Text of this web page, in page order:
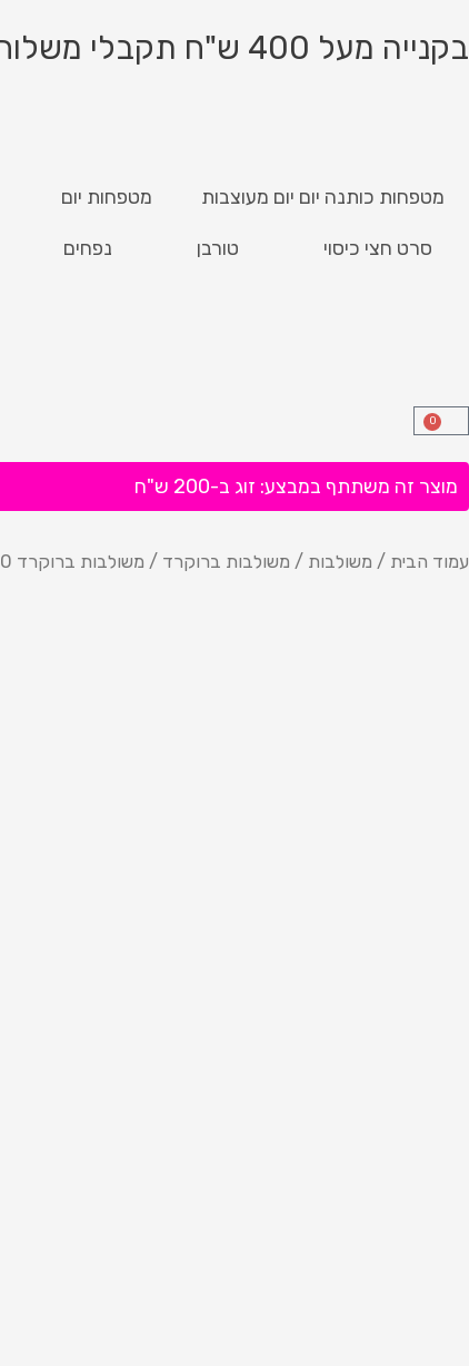
לתוכן
בקנייה מעל 400 ש"ח תקבלי משלוח בחינם!
מטפחות כותנה יום יום מעוצבות מטפחות יום
סרט חצי כיסוי טורבן נפחים
0
עגלת
מוצר זה משתתף במבצע: זוג ב-200 ש"ח
עמוד הבית / משולבות / משולבות ברוקרד / משולבות ברוקרד 40